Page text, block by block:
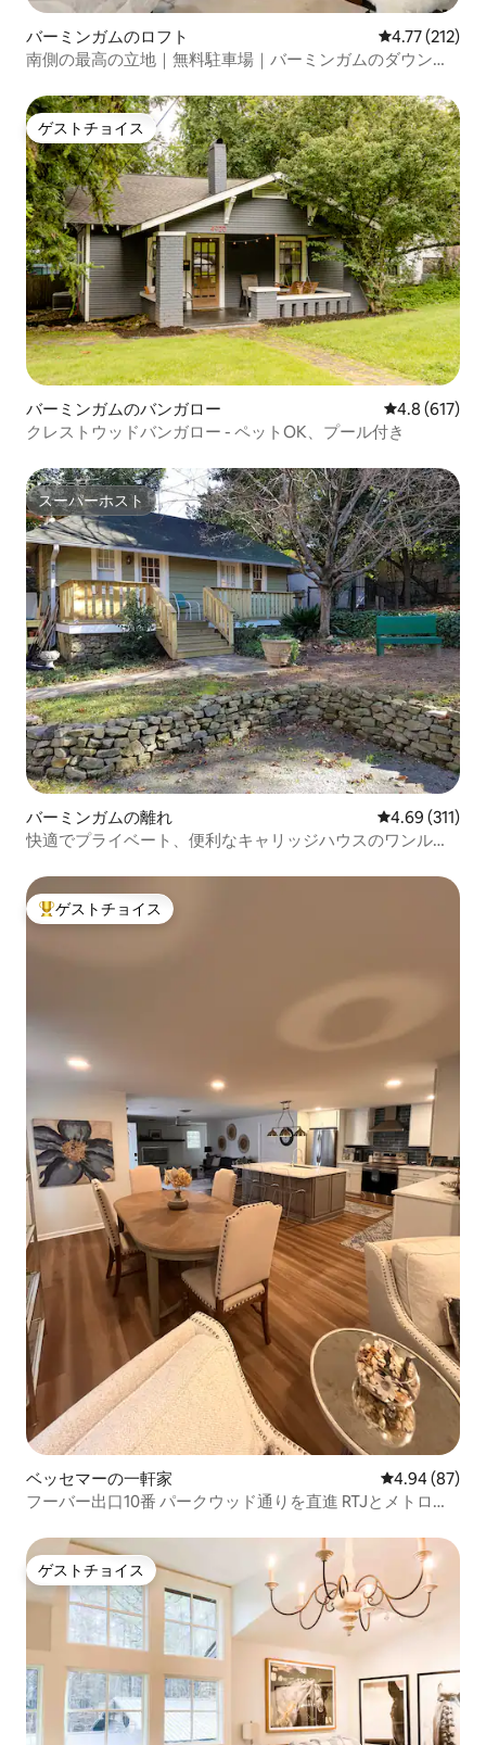
バーミンガムのロフト レビュー212
4.77 (212)
南側の最高の立地｜無料駐車場｜バーミンガムのダウンタ
ゲストチョイス
ゲストチョイス
バーミンガムのバンガロー レビュー617
4.8 (617)
クレストウッドバンガロー - ペットOK、プール付き
スーパーホスト
スーパーホスト
バーミンガムの離れ レビュー311
4.69 (311)
快適でプライベート、便利なキャリッジハウスのワンルー
大好評のゲストチョイスです。
ゲストチョイス
ベッセマーの一軒家 レビュー87
4.94 (87)
フーバー出口10番 パークウッド通りを直進 RTJとメトロポ
ゲストチョイス
ゲストチョイス